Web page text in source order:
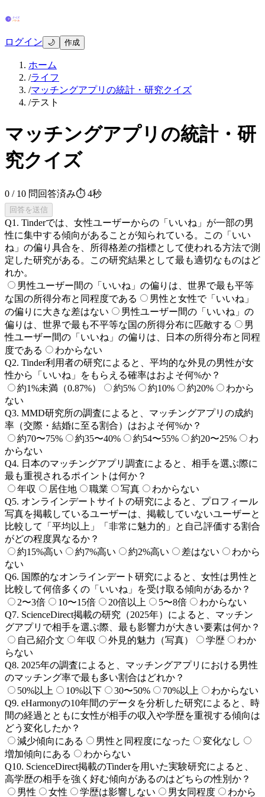
ログイン 🌙 作成
ホーム
/ライフ
/マッチングアプリの統計・研究クイズ
/テスト
マッチングアプリの統計・研
究クイズ
0 / 10 問回答済み⏱ 4秒
回答を送信
Q1 . Tinderでは、女性ユーザーからの「いいね」が一部の男
性に集中する傾向があることが知られている。この「いい
ね」の偏り具合を、所得格差の指標として使われる方法で測
定した研究がある。この研究結果として最も適切なものはど
れか。
男性ユーザー間の「いいね」の偏りは、世界で最も平等
な国の所得分布と同程度である
男性と女性で「いいね」
の偏りに大きな差はない
男性ユーザー間の「いいね」の
偏りは、世界で最も不平等な国の所得分布に匹敵する
男
性ユーザー間の「いいね」の偏りは、日本の所得分布と同程
度である
わからない
Q2. Tinder利用者の研究によると、平均的な外見の男性が女
性から「いいね」をもらえる確率はおよそ何%か？
約1%未満（0.87%）
約5% 約10% 約20%
わから
ない
Q3. MMD研究所の調査によると、マッチングアプリの成約
率（交際・結婚に至る割合）はおよそ何%か？
約70〜75%
約35〜40% 約54〜55% 約20〜25%
わ
からない
Q4. 日本のマッチングアプリ調査によると、相手を選ぶ際に
最も重視されるポイントは何か？
年収
居住地 職業 写真
わからない
Q5. オンラインデートサイトの研究によると、プロフィール
写真を掲載しているユーザーは、掲載していないユーザーと
比較して「平均以上」「非常に魅力的」と自己評価する割合
がどの程度異なるか？
約15%高い
約7%高い 約2%高い 差はない
わから
ない
Q6. 国際的なオンラインデート研究によると、女性は男性と
比較して何倍多くの「いいね」を受け取る傾向があるか？
2〜3倍
10〜15倍 20倍以上 5〜8倍
わからない
Q7. ScienceDirect掲載の研究（2025年）によると、マッチン
グアプリで相手を選ぶ際、最も影響力が大きい要素は何か？
自己紹介文
年収 外見的魅力（写真） 学歴
わか
らない
Q8. 2025年の調査によると、マッチングアプリにおける男性
のマッチング率で最も多い割合はどれか？
50%以上
10%以下 30〜50% 70%以上
わからない
Q9. eHarmonyの10年間のデータを分析した研究によると、時
間の経過とともに女性が相手の収入や学歴を重視する傾向は
どう変化したか？
減少傾向にある
男性と同程度になった
変化なし
増加傾向にある
わからない
Q10. ScienceDirect掲載のTinderを用いた実験研究によると、
高学歴の相手を強く好む傾向があるのはどちらの性別か？
男性
女性 学歴は影響しない 男女同程度 わから